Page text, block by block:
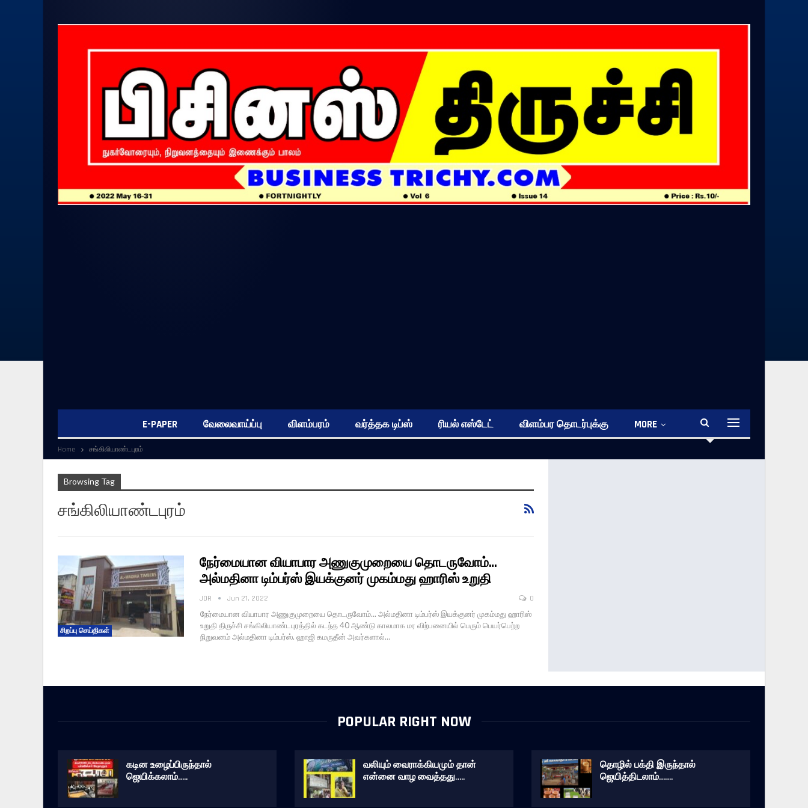
E-PAPER வேலைவாய்ப்பு விளம்பரம் வர்த்தக டிப்ஸ் ரியல் எஸ்டேட் விளம்பர தொடர்புக்கு MORE
Home சங்கிலியாண்டபுரம்
Browsing Tag
சங்கிலியாண்டபுரம்
சிறப்பு செய்திகள்
நேர்மையான வியாபார அணுகுமுறையை தொடருவோம்…
அல்மதினா டிம்பர்ஸ் இயக்குனர் முகம்மது ஹாரிஸ் உறுதி
JDR Jun 21, 2022 0
நேர்மையான வியாபார அணுகுமுறையை தொடருவோம்... அல்மதினா டிம்பர்ஸ் இயக்குனர் முகம்மது ஹாரிஸ்
உறுதி திருச்சி சங்கிலியாண்டபுரத்தில் கடந்த 40 ஆண்டு காலமாக மர விற்பனையில் பெரும் பெயர்பெற்ற
நிறுவனம் அல்மதினா டிம்பர்ஸ். ஹாஜி கமருதீன் அவர்களால்…
POPULAR RIGHT NOW
கடின உழைப்பிருந்தால்
ஜெயிக்கலாம்…..
வலியும் வைராக்கியமும் தான்
என்னை வாழ வைத்தது…..
தொழில் பக்தி இருந்தால்
ஜெயித்திடலாம்…….